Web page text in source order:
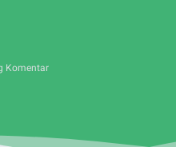
Komentar